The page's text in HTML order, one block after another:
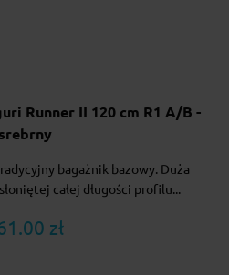
Runner II 120 cm R1 A/B -
srebrny
bagażnik bazowy. Duża
całej długości profilu...
zł